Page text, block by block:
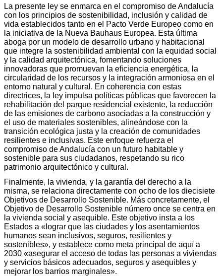
La presente ley se enmarca en el compromiso de Andalucía
con los principios de sostenibilidad, inclusión y calidad de
vida establecidos tanto en el Pacto Verde Europeo como en
la iniciativa de la Nueva Bauhaus Europea. Esta última
aboga por un modelo de desarrollo urbano y habitacional
que integre la sostenibilidad ambiental con la equidad social
y la calidad arquitectónica, fomentando soluciones
innovadoras que promuevan la eficiencia energética, la
circularidad de los recursos y la integración armoniosa en el
entorno natural y cultural. En coherencia con estas
directrices, la ley impulsa políticas públicas que favorecen la
rehabilitación del parque residencial existente, la reducción
de las emisiones de carbono asociadas a la construcción y
el uso de materiales sostenibles, alineándose con la
transición ecológica justa y la creación de comunidades
resilientes e inclusivas. Este enfoque refuerza el
compromiso de Andalucía con un futuro habitable y
sostenible para sus ciudadanos, respetando su rico
patrimonio arquitectónico y cultural.
Finalmente, la vivienda, y la garantía del derecho a la
misma, se relaciona directamente con ocho de los diecisiete
Objetivos de Desarrollo Sostenible. Más concretamente, el
Objetivo de Desarrollo Sostenible número once se centra en
la vivienda social y asequible. Este objetivo insta a los
Estados a «lograr que las ciudades y los asentamientos
humanos sean inclusivos, seguros, resilientes y
sostenibles», y establece como meta principal de aquí a
2030 «asegurar el acceso de todas las personas a viviendas
y servicios básicos adecuados, seguros y asequibles y
mejorar los barrios marginales».